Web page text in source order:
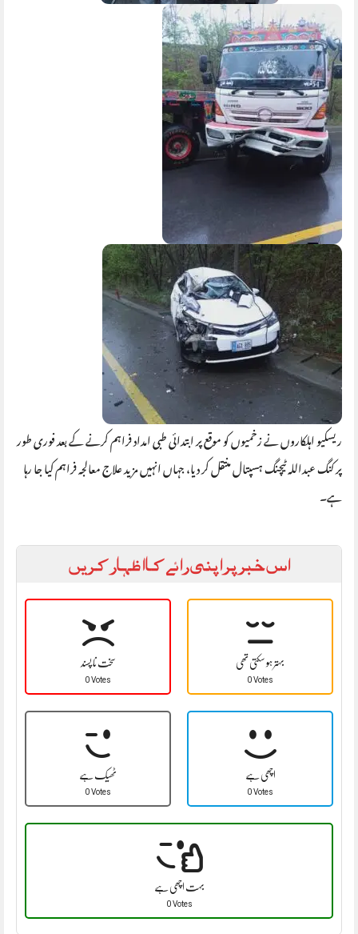
ریسکیو اہلکاروں نے زخمیوں کو موقع پر ابتدائی طبی امداد فراہم کرنے کے بعد فوری طور
پر کنگ عبداللہ ٹیچنگ ہسپتال منتقل کر دیا، جہاں انہیں مزید علاج معالجہ فراہم کیا جا رہا
ہے۔
اس خبر پر اپنی رائے کا اظہار کریں
سخت نا پسند
0 Votes
بہتر ہو سکتی تھی
0 Votes
ٹھیک ہے
0 Votes
اچھی ہے
0 Votes
بہت اچھی ہے
0 Votes